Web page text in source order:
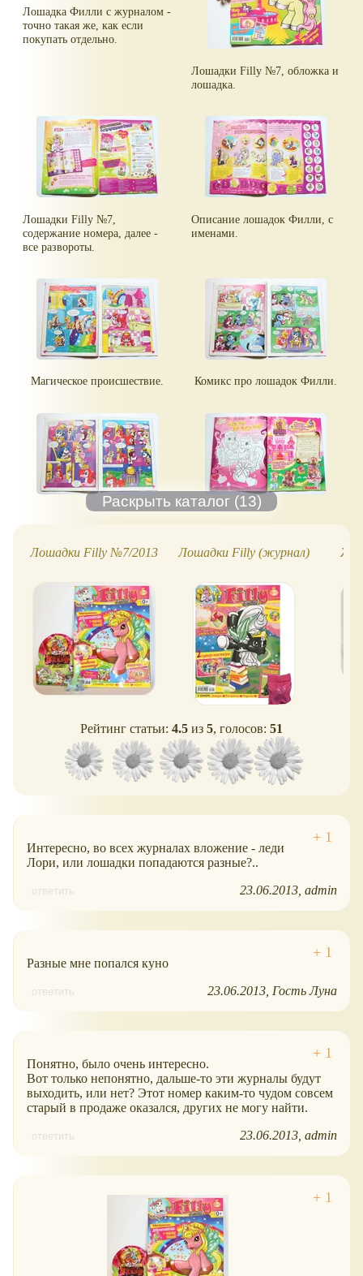
Лошадка Филли с журналом -
точно такая же, как если
покупать отдельно.
Лошадки Filly №7, обложка и
лошадка.
Лошадки Filly №7,
содержание номера, далее -
все развороты.
Описание лошадок Филли, с
именами.
Магическое происшествие. Комикс про лошадок Филли.
Лошадки Filly №7/2013 Лошадки Filly (журнал)
Рейтинг статьи: 4.5 из 5, голосов: 51
Интересно, во всех журналах вложение - леди
Лори, или лошадки попадаются разные?..
ответить 23.06.2013 admin
Разные мне попался куно
ответить 23.06.2013 Гость Луна
Понятно, было очень интересно.
Вот только непонятно, дальше-то эти журналы будут
выходить, или нет? Этот номер каким-то чудом совсем
старый в продаже оказался, других не могу найти.
ответить 23.06.2013 admin